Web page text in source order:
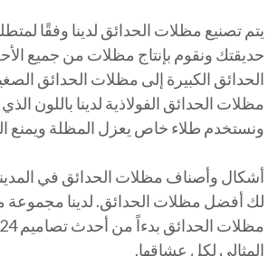
يتم تصنيع مظلات الحدائق لدينا وفقًا
حديقتك ونقوم بإنتاج مظلات من جميع
الحدائق الكبيرة إلى مظلات الحدائق
مظلات الحدائق الفولاذية لدينا باللون
ونستخدم طلاء خاص يعزل المظلة ويمنع
أشكال وأصناف مظلات الحدائق في
لك أفضل مظلات الحدائق. لدينا مجموعة
المثالي لكل عشاقها.